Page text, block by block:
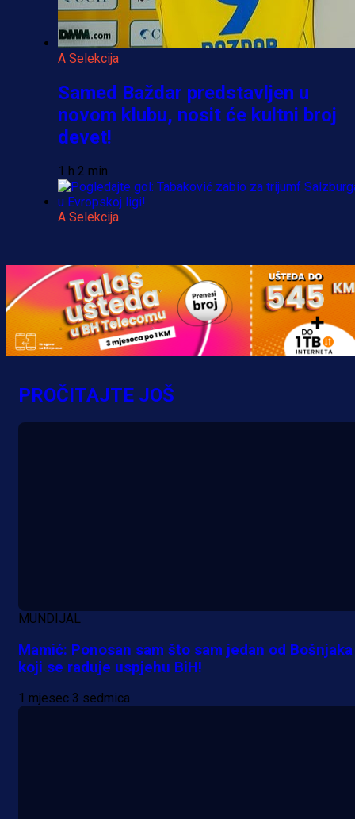
A Selekcija
Samed Baždar predstavljen u
novom klubu, nosit će kultni broj
devet!
1 h 2 min
A Selekcija
trijumf Salzburga u Evropskoj ligi!
4 h 49 min
PROČITAJTE JOŠ
MUNDIJAL
Mamić: Ponosan sam što sam jedan od Bošnjaka
koji se raduje uspjehu BiH!
1 mjesec 3 sedmica